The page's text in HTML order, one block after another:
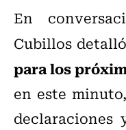
En
Cubillos
para los
en este